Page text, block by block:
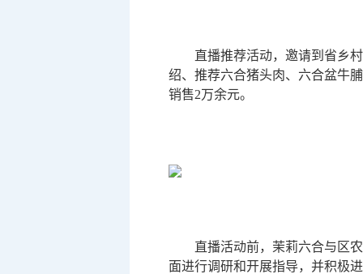
直播推荐活动，邀请到省乡
绍、推荐六合猪头肉、六合盆牛
销售2万余元。
直播活动前，茉莉六合与区
面进行调研和开展指导，并积极